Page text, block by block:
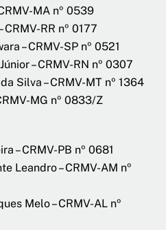
MA nº 0539
RR nº 0177
– CRMV-SP nº 0521
– CRMV-RN nº 0307
Silva – CRMV-MT nº 1364
MG nº 0833/Z
– CRMV-PB nº 0681
Leandro – CRMV-AM nº
Melo – CRMV-AL nº